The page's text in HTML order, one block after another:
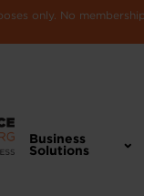
only. No
Business
Solutions